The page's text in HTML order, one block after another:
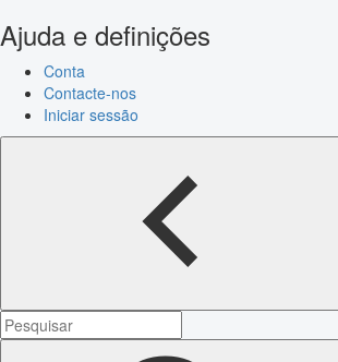
Ajuda e definições
Conta
Contacte-nos
Iniciar sessão